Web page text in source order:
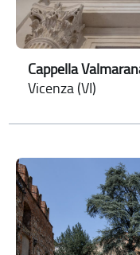
Cappella
Vicenza (VI)